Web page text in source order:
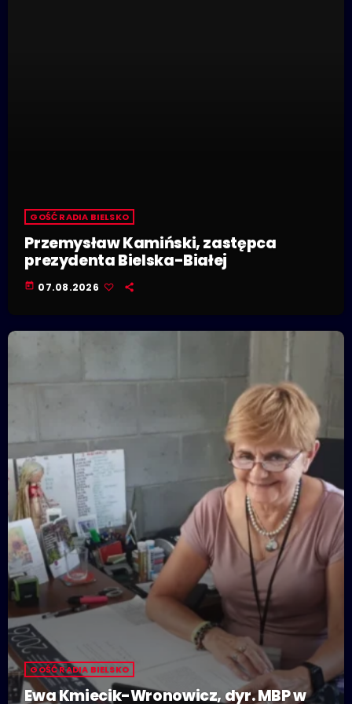
GOŚĆ RADIA BIELSKO
Przemysław Kamiński, zastępca
prezydenta Bielska-Białej
today 07.08.2026
GOŚĆ RADIA BIELSKO
Ewa Kmiecik-Wronowicz, dyr. MBP w